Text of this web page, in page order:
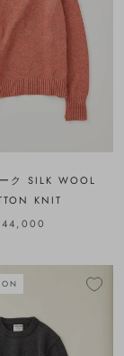
ク SILK WOOL
KNIT